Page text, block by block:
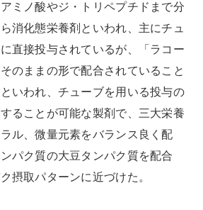
ミノ酸やジ・トリペプチドまで分
消化態栄養剤といわれ、主にチュ
直接投与されているが、「ラコー
のままの形で配合されていること
いわれ、チューブを用いる投与の
ることが可能な製剤で、三大栄養
ル、微量元素をバランス良く配
パク質の大豆タンパク質を配合
摂取パターンに近づけた。